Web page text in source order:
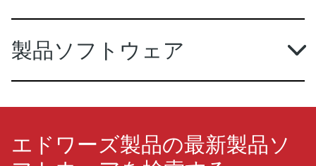
製品ソフトウェア
エドワーズ製品の最新製品ソ